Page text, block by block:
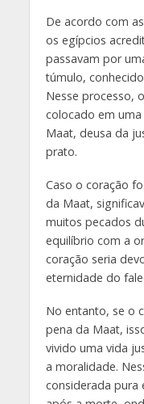
De acordo com
os egípcios
passavam por
túmulo,
Nesse processo,
colocado em
Maat, deusa da
prato.
Caso o coração
da Maat,
muitos pecados
equilíbrio com a
coração seria
eternidade do
No entanto, se o
pena da Maat,
vivido uma vida
a moralidade.
considerada pura